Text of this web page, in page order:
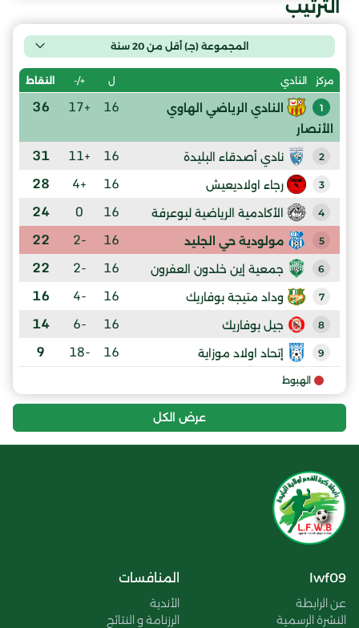
الترتيب
المجموعة (جـ) أقل من 20 سنة
مركز النادي ل +/- النقاط
1
النادي الرياضي الهاوي
الأنصار
16
+17
36
2 نادي أصدقاء البليدة 16
+11
31
3 رجاء اولاديعيش 16
+4
28
4 الأكادمية الرياضية لبوعرفة 16
0
24
5 مولودية حي الجليد 16
-2
22
6 جمعية إين خلدون العفرون 16
-2
22
7 وداد متيجة بوفاريك 16
-4
16
8 جيل بوفاريك 16
-6
14
9 إتحاد اولاد موزاية 16
-18
9
الهبوط
عرض الكل
lwf09
عن الرابطة
النشرة الرسمية
المنافسات
الأندية
الرزنامة و النتائج